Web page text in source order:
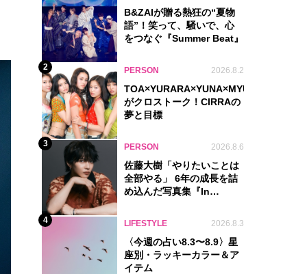
B&ZAIが贈る熱狂の“夏物
語”！笑って、騒いで、心
をつなぐ『Summer Beat』
2 PERSON 2026.8.2
TOA×YURARA×YUNA×MYU.Y×MANON
がクロストーク！CIRRAの
夢と目標
3 PERSON 2026.8.6
佐藤大樹「やりたいことは
全部やる」 6年の成長を詰
め込んだ写真集『In
4 LIFESTYLE 2026.8.3
〈今週の占い8.3〜8.9〉星
座別・ラッキーカラー＆ア
イテム